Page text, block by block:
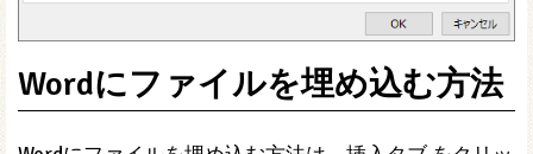
Wordにファイルを埋め込む方法